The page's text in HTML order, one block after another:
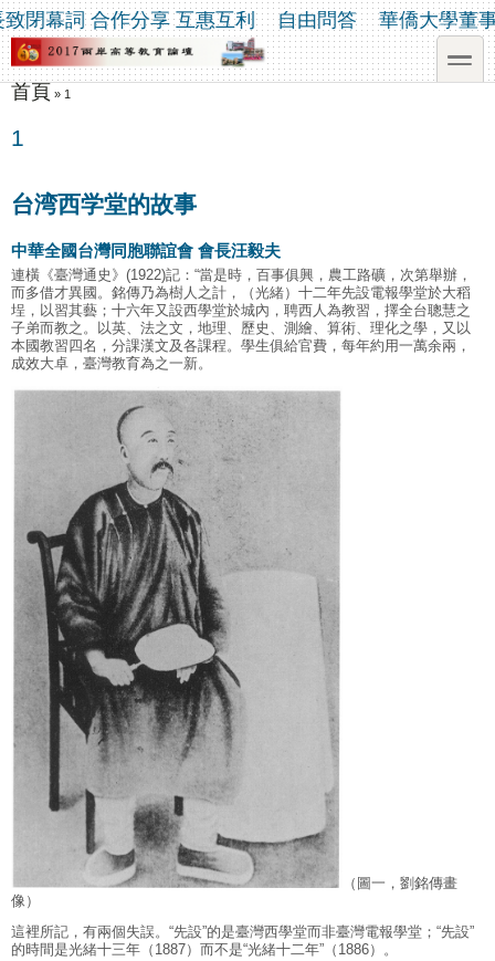
移至主內容
Skip to search
幕詞 合作分享 互惠互利 自由問答
華僑大學董事黃
toggle
您在這裡
首頁 » 1
1
台湾西学堂的故事
中華全國台灣同胞聯誼會 會長汪毅夫
連橫《臺灣通史》(1922)記：“當是時，百事俱興，農工路礦，次第舉辦，
而多借才異國。銘傳乃為樹人之計，（光緒）十二年先設電報學堂於大稻
埕，以習其藝；十六年又設西學堂於城內，聘西人為教習，擇全台聰慧之
子弟而教之。以英、法之文，地理、歷史、測繪、算術、理化之學，又以
本國教習四名，分課漢文及各課程。學生俱給官費，每年約用一萬余兩，
成效大卓，臺灣教育為之一新。
（圖一，劉銘傳畫
像）
這裡所記，有兩個失誤。“先設”的是臺灣西學堂而非臺灣電報學堂；“先設”
的時間是光緒十三年（1887）而不是“光緒十二年”（1886）。